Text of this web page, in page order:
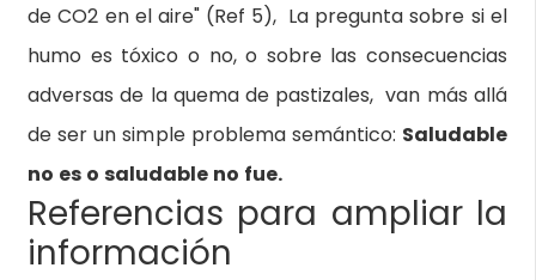
de CO2 en el aire" (Ref 5), La pregunta sobre si el
humo es tóxico o no, o sobre las consecuencias
adversas de la quema de pastizales, van más allá
de ser un simple problema semántico: Saludable
no es o saludable no fue.
Referencias para ampliar la
información